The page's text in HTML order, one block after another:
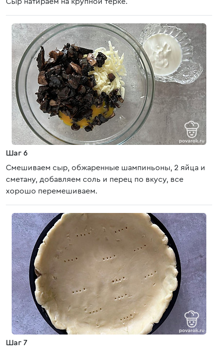
Шаг 6
Смешиваем сыр, обжаренные шампиньоны, 2 яйца и
сметану, добавляем соль и перец по вкусу, все
хорошо перемешиваем.
Шаг 7